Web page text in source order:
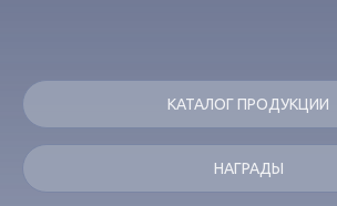
КАТАЛОГ ПРОДУКЦИИ
НАГРАДЫ